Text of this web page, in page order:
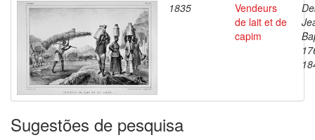
1835
Vendeurs
de lait et de
capim
Sugestões de pesquisa